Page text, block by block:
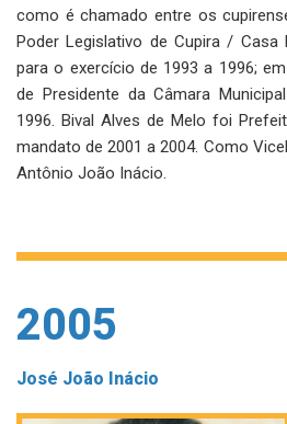
como é chamado entre os
Poder Legislativo de Cupira / Casa
para o exercício de 1993 a 1996;
de Presidente da Câmara
1996. Bival Alves de Melo foi
mandato de 2001 a 2004. Como
Antônio João Inácio.
2005
José João Inácio